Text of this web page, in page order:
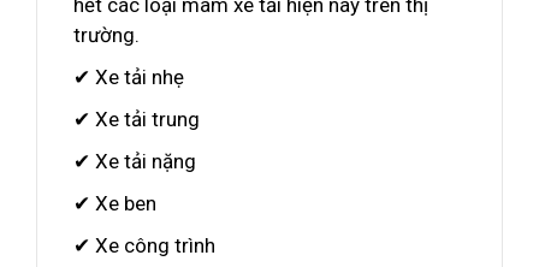
hết các loại mâm xe tải hiện nay trên thị
trường.
✔ Xe tải nhẹ
✔ Xe tải trung
✔ Xe tải nặng
✔ Xe ben
✔ Xe công trình